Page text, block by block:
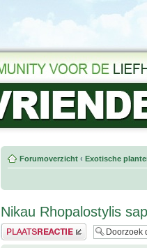
Forumoverzicht ‹ Exotische
Nikau Rhopalostylis
Plaats een reactie